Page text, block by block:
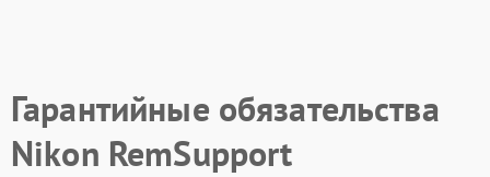
Гарантийные обязательства
Nikon RemSupport